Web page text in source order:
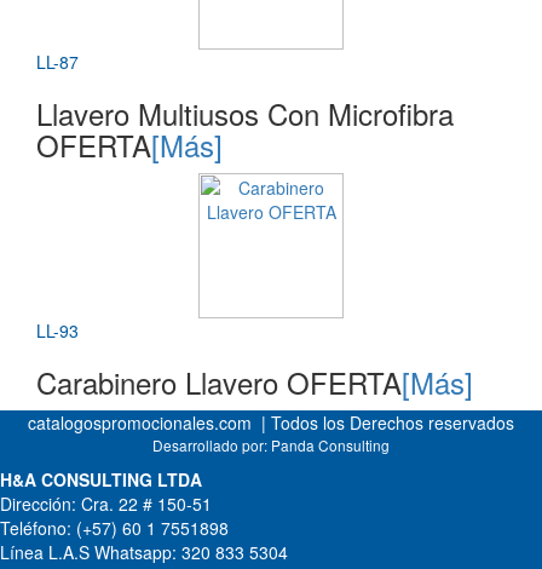
LL-87
Llavero Multiusos Con Microfibra
OFERTA[Más]
LL-93
Carabinero Llavero OFERTA[Más]
catalogospromocionales.com | Todos los Derechos reservados
Desarrollado por: Panda Consulting
H&A CONSULTING LTDA
Dirección: Cra. 22 # 150-51
Teléfono: (+57) 60 1 7551898
Línea L.A.S Whatsapp: 320 833 5304